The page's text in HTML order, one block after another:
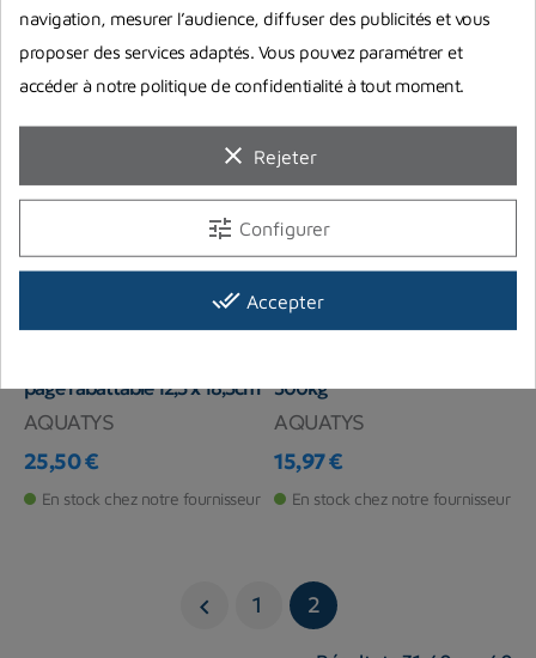
En stock chez notre fournisseur En stock chez notre fournisseur
page rabattable 12,5 x 18,5cm
AQUATYS
Prix
25,50 €
En stock chez notre fournisseur
300kg
AQUATYS
Prix
15,97 €
En stock chez notre fournisseur
 1 2
navigation, mesurer l’audience, diffuser des publicités et vous
proposer des services adaptés. Vous pouvez paramétrer et
accéder à notre politique de confidentialité à tout moment.
clear Rejeter
tune Configurer
done_all Accepter